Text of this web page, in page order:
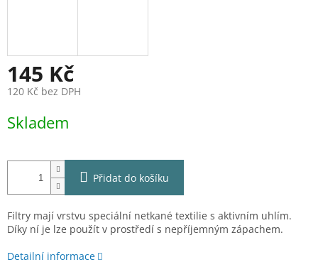
145 Kč
120 Kč bez DPH
cena:
Skladem
Přidat do košíku
Filtry mají vrstvu speciální netkané textilie s aktivním uhlím.
Díky ní je lze použít v prostředí s nepříjemným zápachem.
Detailní informace